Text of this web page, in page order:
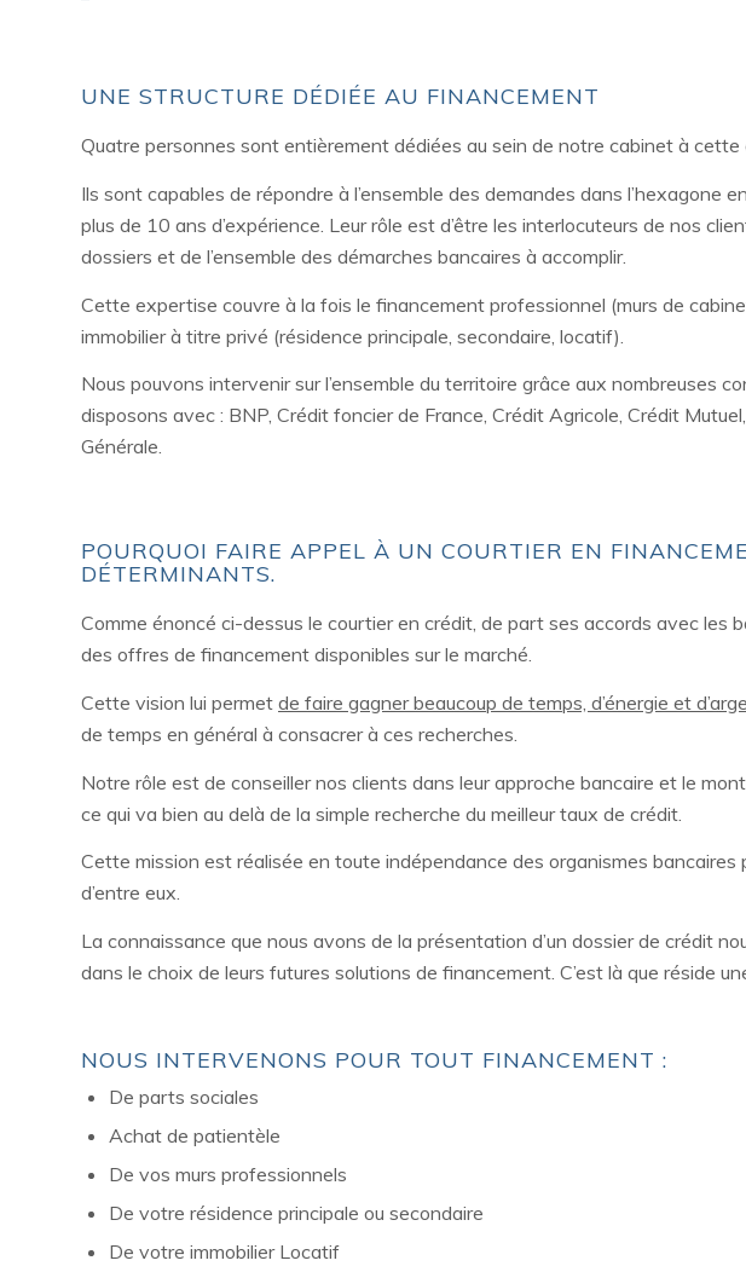
UNE STRUCTURE DÉDIÉE AU FINANCEMENT
Quatre personnes sont entièrement dédiées au sein de notre cabinet à cette
Ils sont capables de répondre à l’ensemble des demandes dans l’hexagone
plus de 10 ans d’expérience. Leur rôle est d’être les interlocuteurs de nos
dossiers et de l’ensemble des démarches bancaires à accomplir.
Cette expertise couvre à la fois le financement professionnel (murs de
immobilier à titre privé (résidence principale, secondaire, locatif).
Nous pouvons intervenir sur l’ensemble du territoire grâce aux nombreuses
disposons avec : BNP, Crédit foncier de France, Crédit Agricole, Crédit
Générale.
POURQUOI FAIRE APPEL À UN COURTIER EN
DÉTERMINANTS.
Comme énoncé ci-dessus le courtier en crédit, de part ses accords avec les
des offres de financement disponibles sur le marché.
Cette vision lui permet de faire gagner beaucoup de temps, d’énergie et
de temps en général à consacrer à ces recherches.
Notre rôle est de conseiller nos clients dans leur approche bancaire et le
ce qui va bien au delà de la simple recherche du meilleur taux de crédit.
Cette mission est réalisée en toute indépendance des organismes bancaires
d’entre eux.
La connaissance que nous avons de la présentation d’un dossier de crédit
dans le choix de leurs futures solutions de financement. C’est là que réside
NOUS INTERVENONS POUR TOUT FINANCEMENT :
De parts sociales
Achat de patientèle
De vos murs professionnels
De votre résidence principale ou secondaire
De votre immobilier Locatif